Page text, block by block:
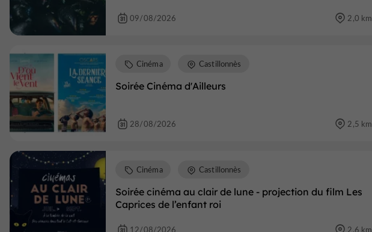
09/08/2026 2,0 km
Soirée Cinéma d'Ailleurs
Cinéma Castillonnès
28/08/2026 2,5 km
Soirée cinéma au clair de lune - projection du film Les
Caprices de l’enfant roi
Cinéma Castillonnès
12/08/2026 2,6 km